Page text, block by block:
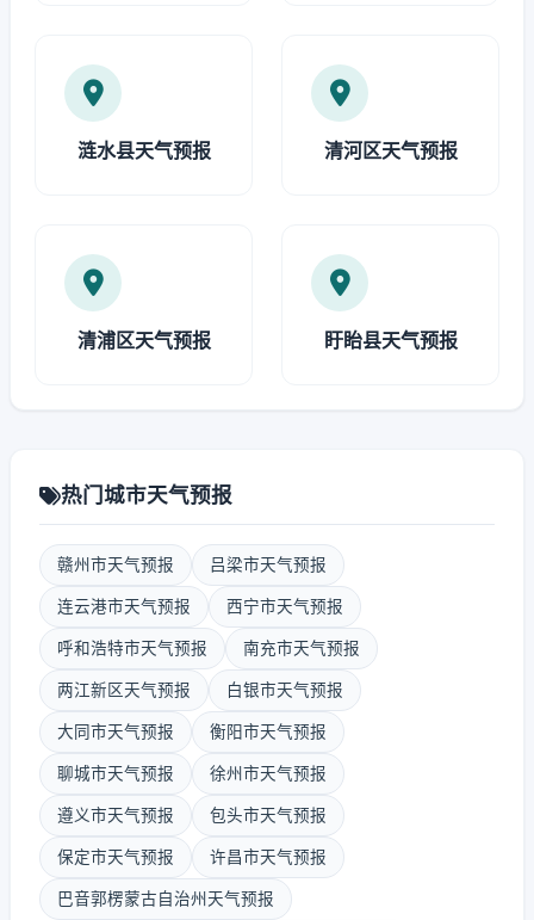
涟水县天气预报 清河区天气预报
清浦区天气预报 盱眙县天气预报
热门城市天气预报
赣州市天气预报 吕梁市天气预报
连云港市天气预报 西宁市天气预报
呼和浩特市天气预报 南充市天气预报
两江新区天气预报 白银市天气预报
大同市天气预报 衡阳市天气预报
聊城市天气预报 徐州市天气预报
遵义市天气预报 包头市天气预报
保定市天气预报 许昌市天气预报
巴音郭楞蒙古自治州天气预报